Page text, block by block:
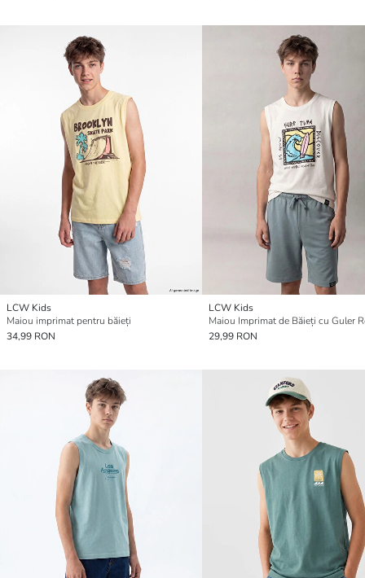
LCW Kids
Maiou imprimat pentru băieți
34,99 RON
LCW Kids
Maiou Imprimat de Băieți cu Guler
29,99 RON